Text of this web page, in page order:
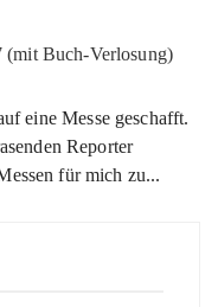
Reporter
für mich zu...